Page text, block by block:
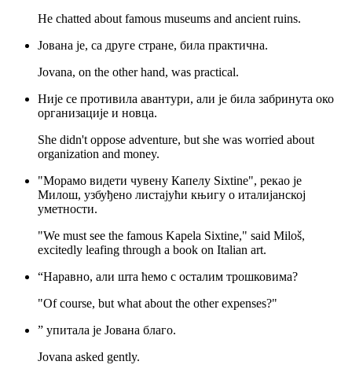
He chatted about famous museums and ancient ruins.
Јована је, са друге стране, била практична.
Jovana, on the other hand, was practical.
Није се противила авантури, али је била забринута око
организације и новца.
She didn't oppose adventure, but she was worried about
organization and money.
"Морамо видети чувену Капелу Sixtine", рекао је
Милош, узбуђено листајући књигу о италијанској
уметности.
"We must see the famous Kapela Sixtine," said Miloš,
excitedly leafing through a book on Italian art.
“Наравно, али шта ћемо с осталим трошковима?
"Of course, but what about the other expenses?"
” упитала је Јована благо.
Jovana asked gently.